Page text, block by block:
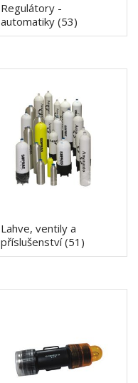
Regulátory -
automatiky(53)
Lahve, ventily a
příslušenství(51)